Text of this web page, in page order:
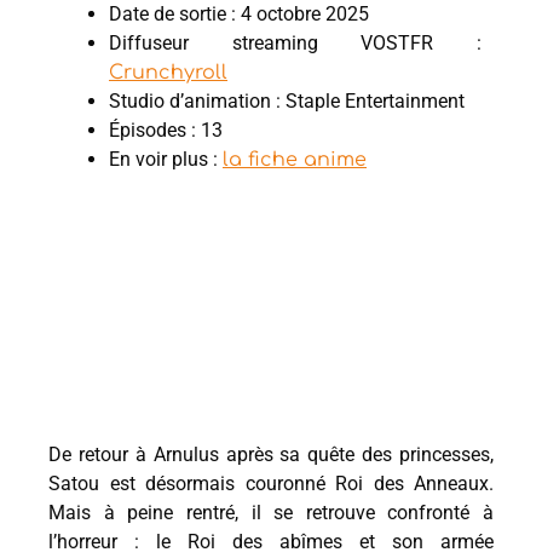
Date de sortie : 4 octobre 2025
Diffuseur streaming VOSTFR :
Crunchyroll
Studio d’animation : Staple Entertainment
Épisodes : 13
En voir plus : la fiche anime
De retour à Arnulus après sa quête des princesses,
Satou est désormais couronné Roi des Anneaux.
Mais à peine rentré, il se retrouve confronté à
l’horreur : le Roi des abîmes et son armée